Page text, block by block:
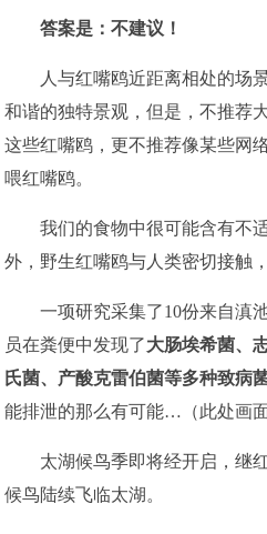
答案是：不建议！
人与红嘴鸥近距离相处的场景
和谐的独特景观，但是，不推荐
这些红嘴鸥，更不推荐像某些网
喂红嘴鸥。
我们的食物中很可能含有不适
外，野生红嘴鸥与人类密切接触
一项研究采集了10份来自滇池
员在粪便中发现了大肠埃希菌、
氏菌、产酸克雷伯菌等多种致病
能排泄的那么有可能…（此处画
太湖候鸟季即将经开启，继红
候鸟陆续飞临太湖。